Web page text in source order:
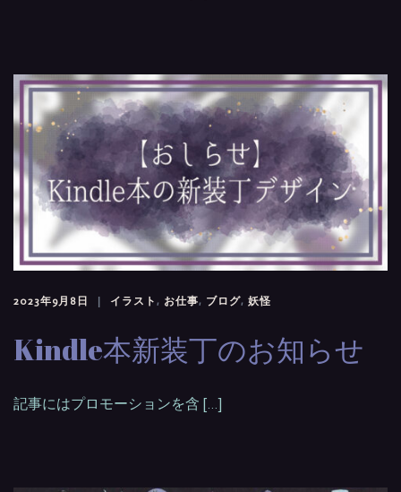
2023年9月8日 イラスト , お仕事, ブログ, 妖怪
Kindle本新装丁のお知らせ
記事にはプロモーションを含 […]